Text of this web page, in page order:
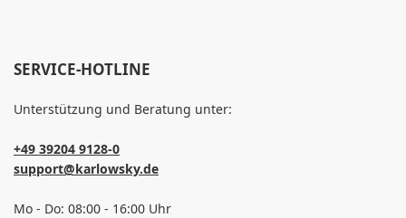
SERVICE-HOTLINE
Unterstützung und Beratung unter:
+49 39204 9128-0
support@karlowsky.de
Mo - Do: 08:00 - 16:00 Uhr